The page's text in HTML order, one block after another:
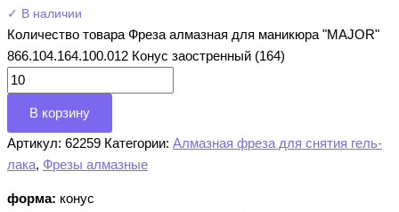
✓ В наличии
Количество товара Фреза алмазная для маникюра "MAJOR"
866.104.164.100.012 Конус заостренный (164)
В корзину
Артикул: 62259 Категории: Алмазная фреза для снятия гель-
лака, Фрезы алмазные
форма: конус